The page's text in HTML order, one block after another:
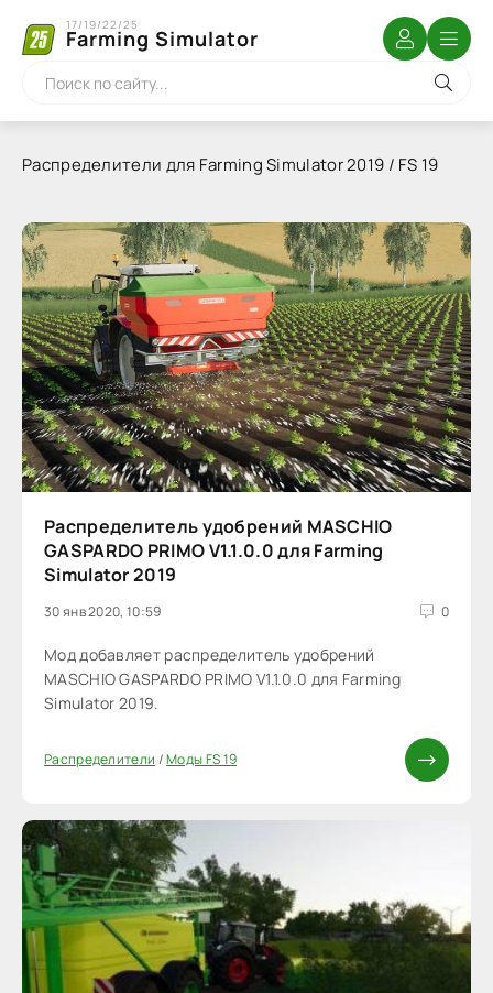
Farming Simulator
17/19/22/25
Распределители для Farming Simulator 2019 / FS 19
Распределитель удобрений MASCHIO
GASPARDO PRIMO V1.1.0.0 для Farming
Simulator 2019
30 янв 2020, 10:59 0
Мод добавляет распределитель удобрений
MASCHIO GASPARDO PRIMO V1.1.0.0 для Farming
Simulator 2019.
Распределители /Моды FS 19